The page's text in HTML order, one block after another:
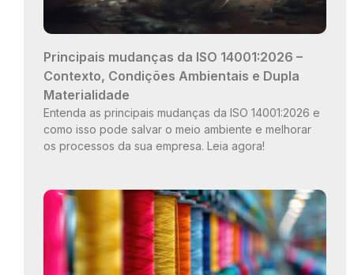
Principais mudanças da ISO 14001:2026 –
Contexto, Condições Ambientais e Dupla
Materialidade
Entenda as principais mudanças da ISO 14001:2026 e
como isso pode salvar o meio ambiente e melhorar
os processos da sua empresa. Leia agora!